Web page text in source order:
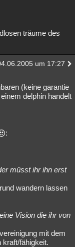
träume des
um 17:27
(keine garantie
delphin handelt
:
müsst ihr ihn erst
wandern lassen
Vision die ihr von
mit dem
kraft/fähigkeit.